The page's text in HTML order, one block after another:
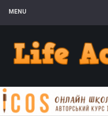
MENU